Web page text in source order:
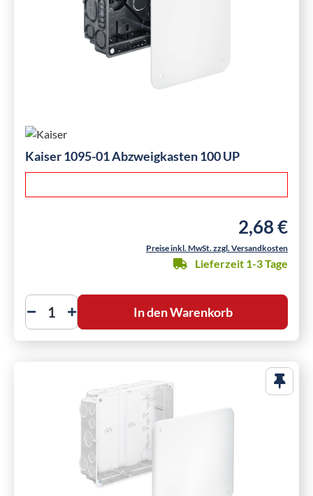
Kaiser 1095-01 Abzweigkasten 100 UP
Regulärer
2,68 €
Preise inkl. MwSt. zzgl. Versandkosten
Lieferzeit 1-3 Tage
In den Warenkorb